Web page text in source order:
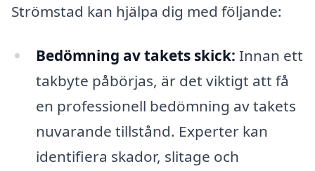
Strömstad kan hjälpa dig med följande:
Bedömning av takets skick: Innan ett
takbyte påbörjas, är det viktigt att få
en professionell bedömning av takets
nuvarande tillstånd. Experter kan
identifiera skador, slitage och